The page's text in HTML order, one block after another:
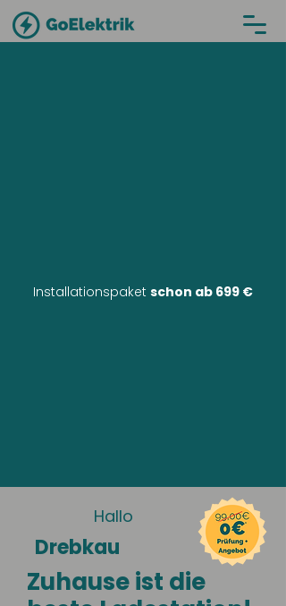
Installationspaket schon ab 699 €
Hallo
Drebkau
Zuhause ist die